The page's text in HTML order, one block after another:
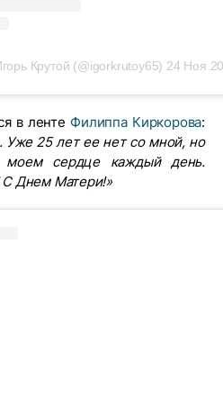
Крутой (@igorkrutoy65) 24 Ноя
в ленте Филиппа Киркорова:
25 лет ее нет со мной, но
сердце каждый день.
С Днем Матери!»